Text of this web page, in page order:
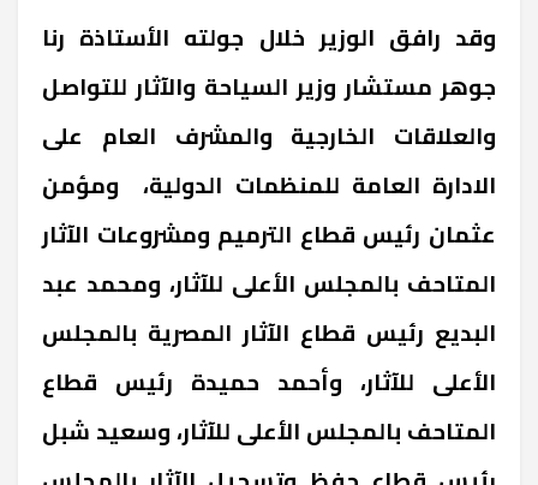
وقد رافق الوزير خلال جولته الأستاذة رنا
جوهر مستشار وزير السياحة والآثار للتواصل
والعلاقات الخارجية والمشرف العام على
الادارة العامة للمنظمات الدولية، ومؤمن
عثمان رئيس قطاع الترميم ومشروعات الآثار
المتاحف بالمجلس الأعلى للآثار، ومحمد عبد
البديع رئيس قطاع الآثار المصرية بالمجلس
الأعلى للآثار، وأحمد حميدة رئيس قطاع
المتاحف بالمجلس الأعلى للآثار، وسعيد شبل